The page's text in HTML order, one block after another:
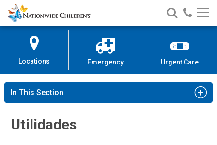
Skip
to
Content
Nationwide
Children’s
Search
Nationwide
Children’s
Call
Locations Emergency Urgent Care
In This Section
Utilidades